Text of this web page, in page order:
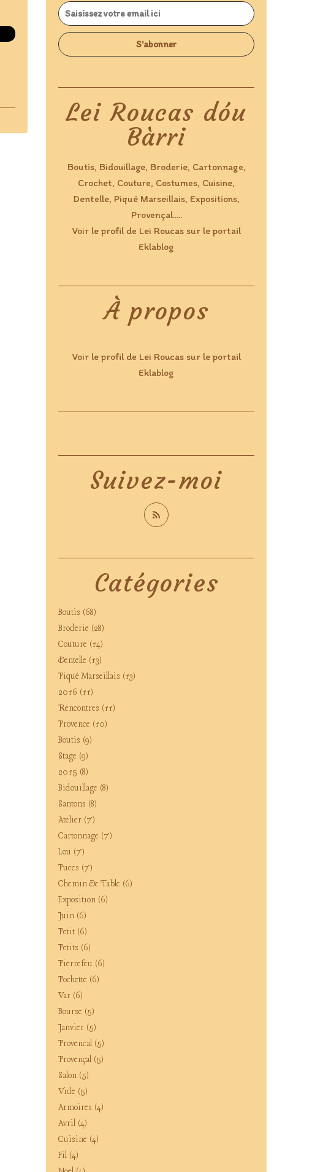
Catégories
Boutis (68)
Broderie (28)
Couture (14)
Dentelle (13)
Piqué Marseillais (13)
2016 (11)
Rencontres (11)
Provence (10)
Boutis (9)
Stage (9)
2015 (8)
Bidouillage (8)
Santons (8)
Atelier (7)
Cartonnage (7)
Lou (7)
Puces (7)
Chemin De Table (6)
Exposition (6)
Juin (6)
Petit (6)
Petits (6)
Pierrefeu (6)
Pochette (6)
Var (6)
Bourse (5)
Janvier (5)
Provencal (5)
Provençal (5)
Salon (5)
Vide (5)
Armoires (4)
Avril (4)
Cuisine (4)
Fil (4)
Lei Roucas dóu
Bàrri
Boutis, Bidouillage, Broderie, Cartonnage,
Crochet, Couture, Costumes, Cuisine,
Dentelle, Piqué Marseillais, Expositions,
Provençal.....
Voir le profil de Lei Roucassur le portail
Eklablog
Suivez-moi
À propos
Voir le profil de Lei Roucassur le portail
Eklablog